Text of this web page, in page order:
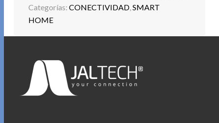
Categorías:CONECTIVIDAD,SMART
HOME